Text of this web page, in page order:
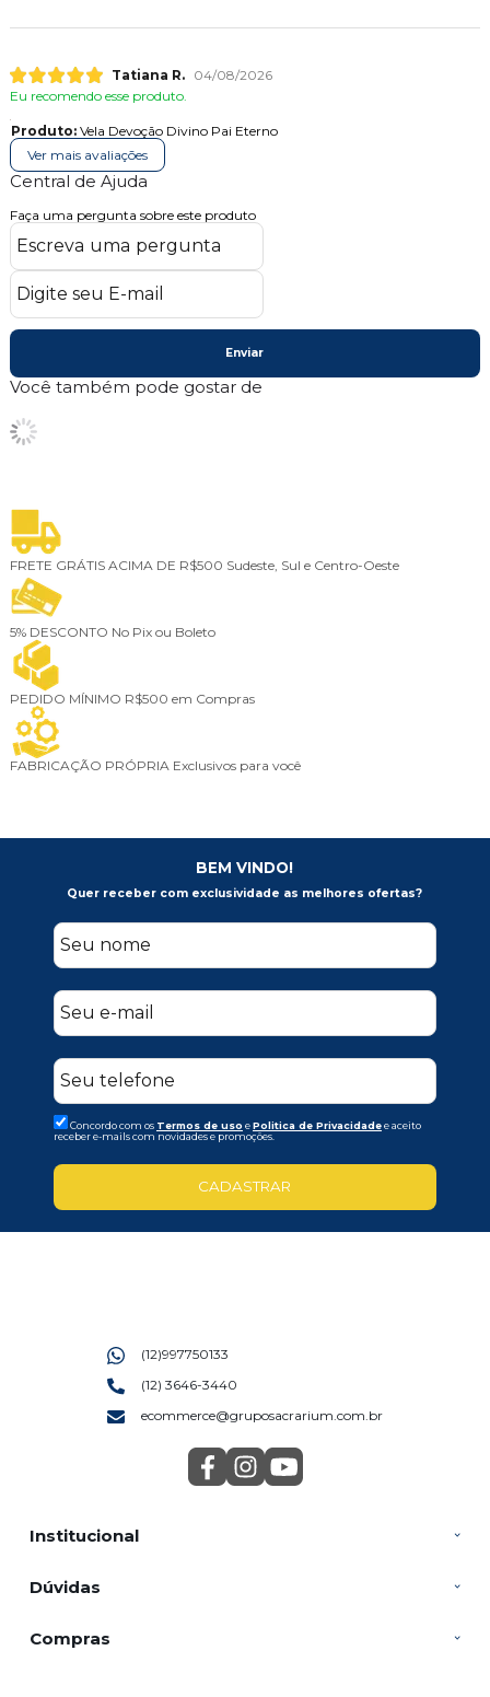
Tatiana R.
04/08/2026
Eu recomendo esse produto.
Produto:Vela Devoção Divino Pai Eterno
Ver mais avaliações
Central de Ajuda
Faça uma pergunta sobre este produto
Enviar
Você também pode gostar de
FRETE GRÁTIS ACIMA DE R$500 Sudeste, Sul e Centro-Oeste
5% DESCONTO No Pix ou Boleto
PEDIDO MÍNIMO R$500 em Compras
FABRICAÇÃO PRÓPRIA Exclusivos para você
BEM VINDO!
Quer receber com exclusividade as melhores ofertas?
Concordo com os Termos de uso ePolitica de Privacidadee aceito
receber e-mails com novidades e promoções.
CADASTRAR
Institucional
Dúvidas
Compras
(12)997750133
(12) 3646-3440
ecommerce@gruposacrarium.com.br